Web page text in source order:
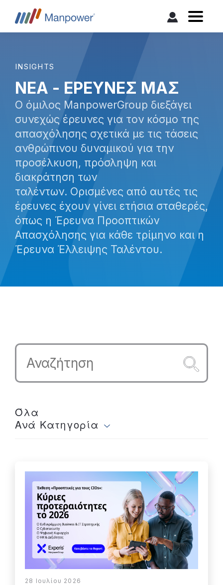
INSIGHTS
ΝΕΑ - ΕΡΕΥΝΕΣ ΜΑΣ
Ο όμιλος ManpowerGroup διεξάγει
συνεχώς έρευνες για τον κόσμο της
απασχόλησης σχετικά με τις τάσεις
ανθρώπινου δυναμικού για την
προσέλκυση, πρόσληψη και
διακράτηση των
ταλέντων. Ορισμένες από αυτές τις
έρευνες έχουν γίνει ετήσια σταθερές,
όπως η Έρευνα Προοπτικών
Απασχόλησης για κάθε τρίμηνο και η
Έρευνα Έλλειψης Ταλέντου.
Όλα
Ανά Κατηγορία
28 Ιουλίου 2026